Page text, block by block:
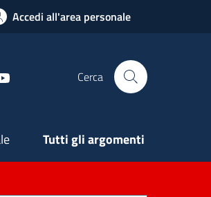
Accedi all'area personale
Cerca
Tutti gli argomenti